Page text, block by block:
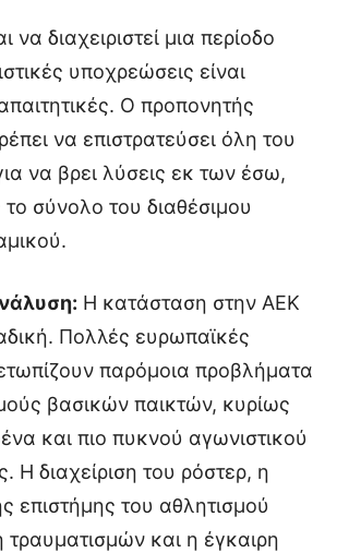
να διαχειριστεί μια περίοδο
υποχρεώσεις είναι
Ο προπονητής
να επιστρατεύσει όλη του
να βρει λύσεις εκ των έσω,
σύνολο του διαθέσιμου
Η κατάσταση στην ΑΕΚ
Πολλές ευρωπαϊκές
παρόμοια προβλήματα
βασικών παικτών, κυρίως
και πιο πυκνού αγωνιστικού
Η διαχείριση του ρόστερ, η
επιστήμης του αθλητισμού
και η έγκαιρη